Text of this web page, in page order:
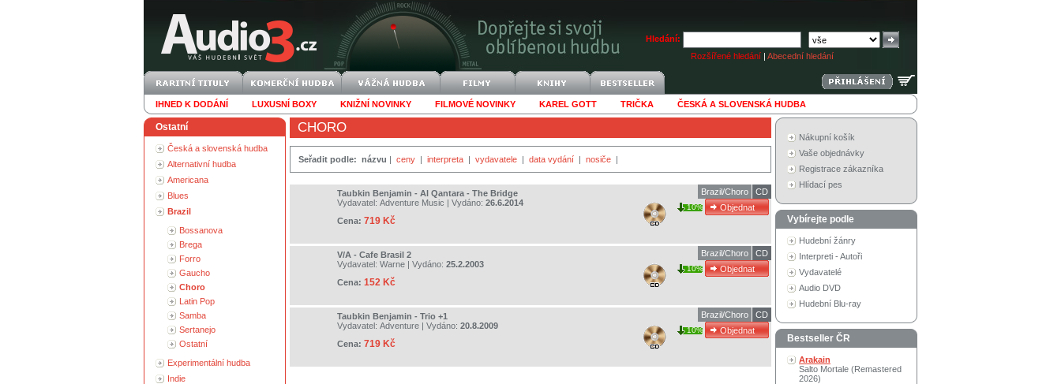
Hledání:
Rozšířené hledání | Abecední hledání
IHNED K DODÁNÍ LUXUSNÍ BOXY KNIŽNÍ NOVINKY FILMOVÉ NOVINKY KAREL GOTT TRIČKA ČESKÁ A SLOVENSKÁ HUDBA
Ostatní
Česká a slovenská hudba
Alternativní hudba
Americana
Blues
Brazil
Bossanova
Brega
Forro
Gaucho
Choro
Latin Pop
Samba
Sertanejo
Ostatní
Experimentální hudba
Indie
CHORO
Seřadit podle: názvu | ceny | interpreta | vydavatele | data vydání | nosiče |
Taubkin Benjamin - Al Qantara - The Bridge
Vydavatel: Adventure Music | Vydáno: 26.6.2014
Cena: 719 Kč
CD
Brazil/Choro
10%
V/A - Cafe Brasil 2
Vydavatel: Warne | Vydáno: 25.2.2003
Cena: 152 Kč
CD
Brazil/Choro
10%
Taubkin Benjamin - Trio +1
Vydavatel: Adventure | Vydáno: 20.8.2009
Cena: 719 Kč
CD
Brazil/Choro
10%
Nákupní košík
Vaše objednávky
Registrace zákazníka
Hlídací pes
Vybírejte podle
Hudební žánry
Interpreti - Autoři
Vydavatelé
Audio DVD
Hudební Blu-ray
Bestseller ČR
Arakain
Salto Mortale (Remastered
2026)